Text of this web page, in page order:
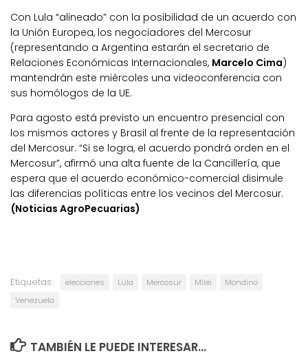
Con Lula “alineado” con la posibilidad de un acuerdo con
la Unión Europea, los negociadores del Mercosur
(representando a Argentina estarán el secretario de
Relaciones Económicas Internacionales, Marcelo Cima)
mantendrán este miércoles una videoconferencia con
sus homólogos de la UE.
Para agosto está previsto un encuentro presencial con
los mismos actores y Brasil al frente de la representación
del Mercosur. “Si se logra, el acuerdo pondrá orden en el
Mercosur”, afirmó una alta fuente de la Cancillería, que
espera que el acuerdo económico-comercial disimule
las diferencias políticas entre los vecinos del Mercosur.
(Noticias AgroPecuarias)
Etiquetas: elecciones Lula Mercosur MIlei
Mondino
Venezuela
TAMBIÉN LE PUEDE INTERESAR...